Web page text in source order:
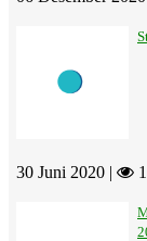
30 Juni 2020 |